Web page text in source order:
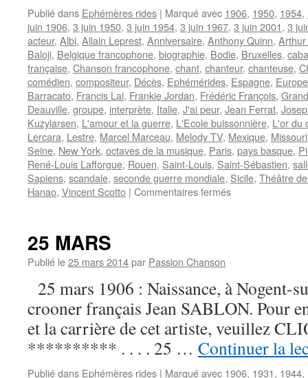
Publié dans Ephémères rides | Marqué avec 1906, 1950, 1954,
juin 1906, 3 juin 1950, 3 juin 1954, 3 juin 1967, 3 juin 2001, 3
acteur, Albi, Allain Leprest, Anniversaire, Anthony Quinn,
Baloji, Belgique francophone, biographie, Bodie, Bruxelles,
française, Chanson francophone, chant, chanteur, chanteuse,
comédien, compositeur, Décès, Ephémérides, Espagne, Europe
Barracato, Francis Lai, Frankie Jordan, Frédéric François,
Deauville, groupe, interprète, Italie, J'ai peur, Jean Ferrat,
Kuzylarsen, L'amour et la guerre, L'Ecole buissonnière, L'or du
Lercara, Lestre, Marcel Marceau, Melody TV, Mexique, Missouri
Seine, New York, octaves de la musique, Paris, pays basque,
René-Louis Lafforgue, Rouen, Saint-Louis, Saint-Sébastien,
Sapiens, scandale, seconde guerre mondiale, Sicile, Théâtre
Hanao, Vincent Scotto | Commentaires ferméssur
25 MARS
Publié le25 mars 2014par Passion Chanson
25 mars 1906 : Naissance, à Nogent-
crooner français Jean SABLON. Pour
et la carrière de cet artiste, veuillez
********** . . . . 25 … Continuer la
Publié dans Ephémères rides | Marqué avec 1906, 1931, 1944,